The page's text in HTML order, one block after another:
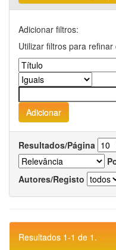
Adicionar filtros:
Utilizar filtros para
Resultados/Página
Autores/Registo
Resultados 1-1 de 1.